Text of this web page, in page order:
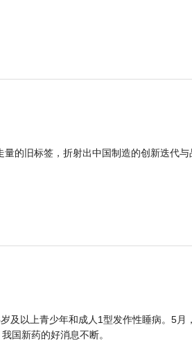
的旧标签，折射出中国制造的创新迭代与
及以上青少年和成人1型发作性睡病。5月
国新药的好消息不断。